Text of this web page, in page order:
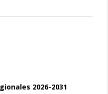
2026-2031